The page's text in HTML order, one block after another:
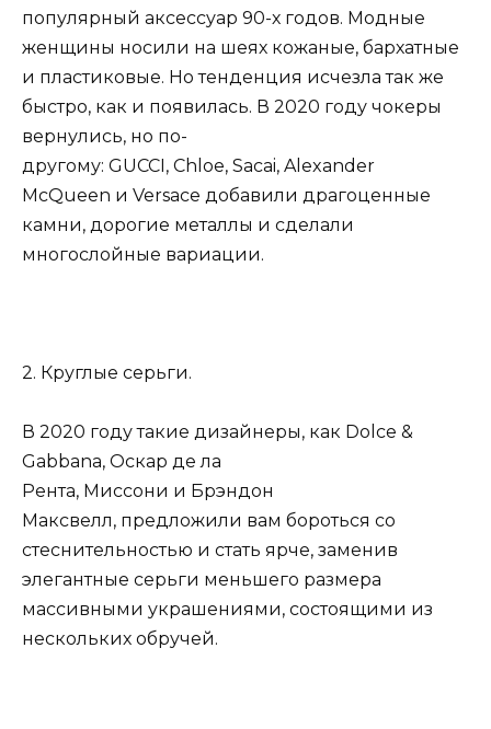
популярный аксессуар 90-х годов. Модные
женщины носили на шеях кожаные, бархатные
и пластиковые. Но тенденция исчезла так же
быстро, как и появилась. В 2020 году чокеры
вернулись, но по-
другому: GUCCI, Chloe, Sacai, Alexander
McQueen и Versace добавили драгоценные
камни, дорогие металлы и сделали
многослойные вариации.
2. Круглые серьги.
В 2020 году такие дизайнеры, как Dolce &
Gabbana, Оскар де ла
Рента, Миссони и Брэндон
Максвелл, предложили вам бороться со
стеснительностью и стать ярче, заменив
элегантные серьги меньшего размера
массивными украшениями, состоящими из
нескольких обручей.